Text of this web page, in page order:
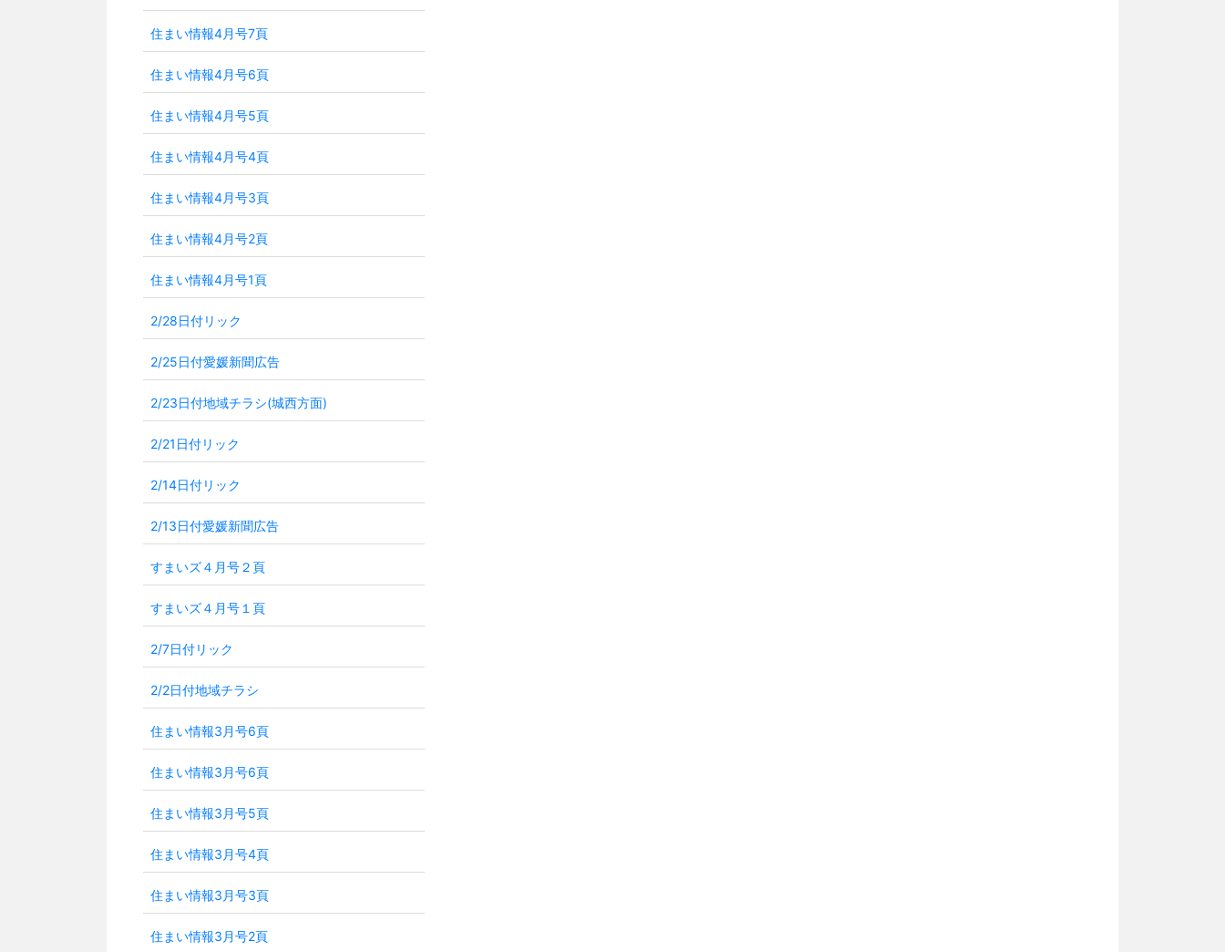
住まい情報4月号7頁
住まい情報4月号6頁
住まい情報4月号5頁
住まい情報4月号4頁
住まい情報4月号3頁
住まい情報4月号2頁
住まい情報4月号1頁
2/28日付リック
2/25日付愛媛新聞広告
2/23日付地域チラシ(城西方面)
2/21日付リック
2/14日付リック
2/13日付愛媛新聞広告
すまいズ４月号２頁
すまいズ４月号１頁
2/7日付リック
2/2日付地域チラシ
住まい情報3月号6頁
住まい情報3月号6頁
住まい情報3月号5頁
住まい情報3月号4頁
住まい情報3月号3頁
住まい情報3月号2頁